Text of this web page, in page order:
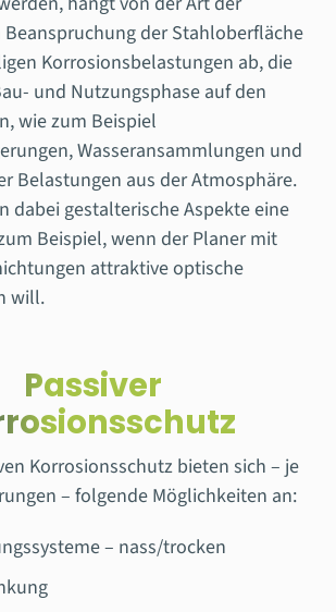
der Stahloberfläche
Korrosionsbelastungen ab, die
und Nutzungsphase auf den
wie zum Beispiel
Wasseransammlungen und
Belastungen aus der Atmosphäre.
dabei gestalterische Aspekte eine
Beispiel, wenn der Planer mit
attraktive optische
will.
Passiver
Korrosionsschutz bieten sich – je
– folgende Möglichkeiten an:
– nass/trocken